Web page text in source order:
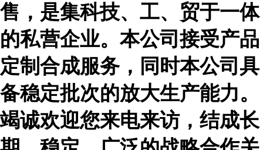
售，是集科技、工、贸于一体
的私营企业。本公司接受产品
定制合成服务，同时本公司具
备稳定批次的放大生产能力。
竭诚欢迎您来电来访，结成长